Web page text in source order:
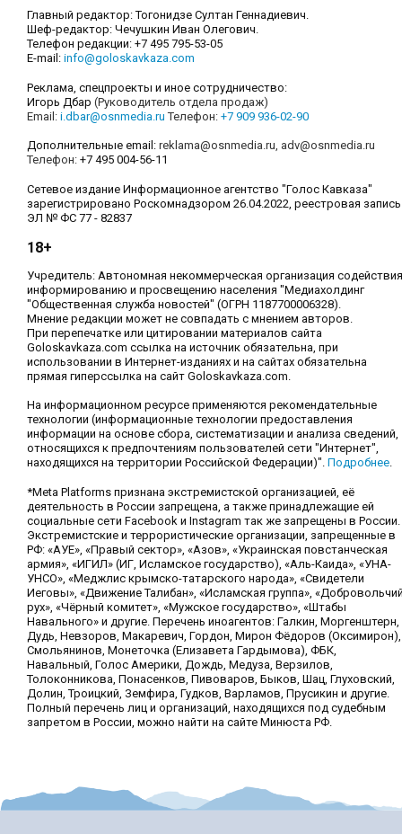
Главный редактор: Тогонидзе Султан Геннадиевич.
Шеф-редактор: Чечушкин Иван Олегович.
Телефон редакции: +7 495 795-53-05
E-mail: info@goloskavkaza.com
Реклама, спецпроекты и иное сотрудничество:
Игорь Дбар (Руководитель отдела продаж)
Email: i.dbar@osnmedia.ru Телефон: +7 909 936-02-90
Дополнительные email: reklama@osnmedia.ru, adv@osnmedia.ru
Телефон: +7 495 004-56-11
Сетевое издание Информационное агентство "Голос Кавказа"
зарегистрировано Роскомнадзором 26.04.2022, реестровая запись
ЭЛ № ФС 77 - 82837
18+
Учредитель: Автономная некоммерческая организация содействия
информированию и просвещению населения "Медиахолдинг
"Общественная служба новостей" (ОГРН 1187700006328).
Мнение редакции может не совпадать с мнением авторов.
При перепечатке или цитировании материалов сайта
Goloskavkaza.com ссылка на источник обязательна, при
использовании в Интернет-изданиях и на сайтах обязательна
прямая гиперссылка на сайт Goloskavkaza.com.
На информационном ресурсе применяются рекомендательные
технологии (информационные технологии предоставления
информации на основе сбора, систематизации и анализа сведений,
относящихся к предпочтениям пользователей сети "Интернет",
находящихся на территории Российской Федерации)". Подробнее.
*Meta Platforms признана экстремистской организацией, её
деятельность в России запрещена, а также принадлежащие ей
социальные сети Facebook и Instagram так же запрещены в России.
Экстремистские и террористические организации, запрещенные в
РФ: «АУЕ», «Правый сектор», «Азов», «Украинская повстанческая
армия», «ИГИЛ» (ИГ, Исламское государство), «Аль-Каида», «УНА-
УНСО», «Меджлис крымско-татарского народа», «Свидетели
Иеговы», «Движение Талибан», «Исламская группа»,
рух», «Чёрный комитет», «Мужское государство», «Штабы
Навального» и другие. Перечень иноагентов: Галкин, Моргенштерн,
Дудь, Невзоров, Макаревич, Гордон, Мирон Фёдоров (Оксимирон),
Смольянинов, Монеточка (Елизавета Гардымова), ФБК,
Навальный, Голос Америки, Дождь, Медуза, Верзилов,
Толоконникова, Понасенков, Пивоваров, Быков, Шац, Глуховский,
Долин, Троицкий, Земфира, Гудков, Варламов, Прусикин и другие.
Полный перечень лиц и организаций, находящихся под судебным
запретом в России, можно найти на сайте Минюста РФ.